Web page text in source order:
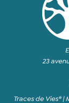
23
Traces de Vies® |